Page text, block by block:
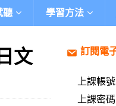
聽 學習方法
文
訂閱電
上課帳號
上課密碼